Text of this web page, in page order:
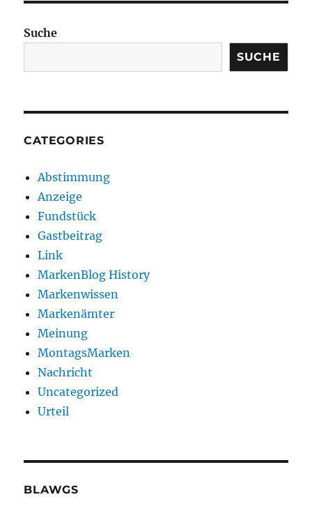
Suche
SUCHE
CATEGORIES
Abstimmung
Anzeige
Fundstück
Gastbeitrag
Link
MarkenBlog History
Markenwissen
Markenämter
Meinung
MontagsMarken
Nachricht
Uncategorized
Urteil
BLAWGS